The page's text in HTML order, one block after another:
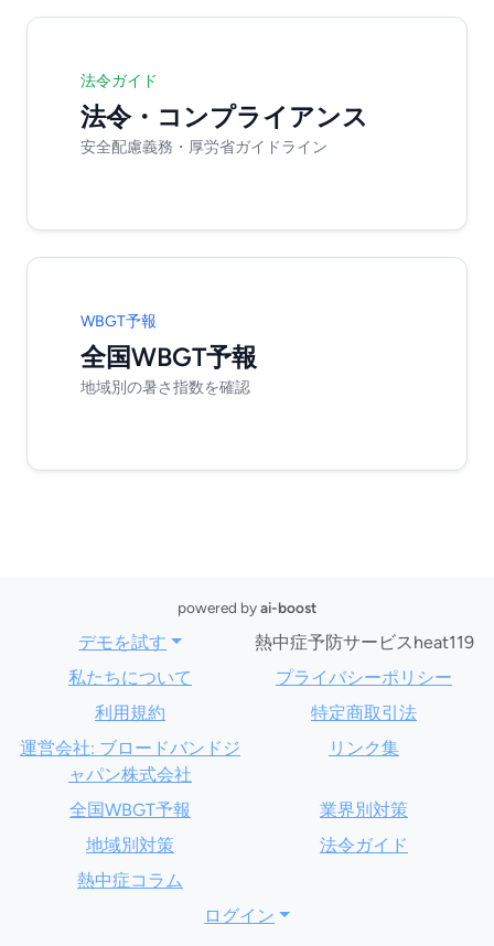
法令ガイド
法令・コンプライアンス
安全配慮義務・厚労省ガイドライン
WBGT予報
全国WBGT予報
地域別の暑さ指数を確認
powered byai-boost
デモを試す
熱中症予防サービスheat119
私たちについて
プライバシーポリシー
利用規約
特定商取引法
運営会社: ブロードバンドジ
ャパン株式会社
リンク集
全国WBGT予報
業界別対策
地域別対策
法令ガイド
熱中症コラム
ログイン